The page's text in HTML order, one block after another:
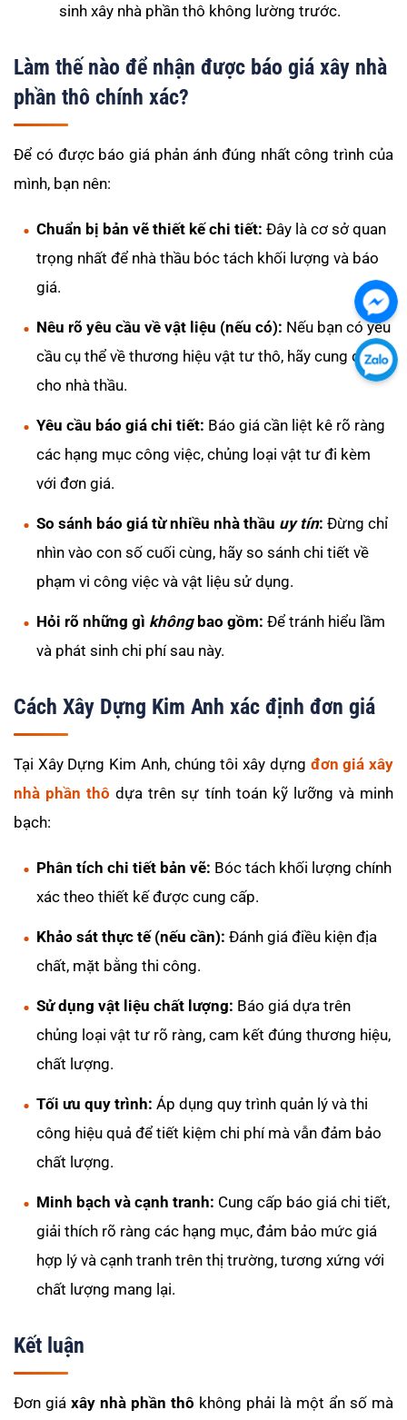
sinh xây nhà phần thô không lường trước.
Làm thế nào để nhận được báo giá xây nhà
phần thô chính xác?
Để có được báo giá phản ánh đúng nhất công trình của
mình, bạn nên:
Chuẩn bị bản vẽ thiết kế chi tiết: Đây là cơ sở quan
trọng nhất để nhà thầu bóc tách khối lượng và báo
giá.
Nêu rõ yêu cầu về vật liệu (nếu có): Nếu bạn có yêu
cầu cụ thể về thương hiệu vật tư thô, hãy cung cấp
cho nhà thầu.
Yêu cầu báo giá chi tiết: Báo giá cần liệt kê rõ ràng
các hạng mục công việc, chủng loại vật tư đi kèm
với đơn giá.
So sánh báo giá từ nhiều nhà thầu uy tín: Đừng chỉ
nhìn vào con số cuối cùng, hãy so sánh chi tiết về
phạm vi công việc và vật liệu sử dụng.
Hỏi rõ những gì khôngbao gồm: Để tránh hiểu lầm
và phát sinh chi phí sau này.
Cách Xây Dựng Kim Anh xác định đơn giá
Tại Xây Dựng Kim Anh, chúng tôi xây dựng đơn giá xây
nhà phần thô dựa trên sự tính toán kỹ lưỡng và minh
bạch:
Phân tích chi tiết bản vẽ: Bóc tách khối lượng chính
xác theo thiết kế được cung cấp.
Khảo sát thực tế (nếu cần): Đánh giá điều kiện địa
chất, mặt bằng thi công.
Sử dụng vật liệu chất lượng: Báo giá dựa trên
chủng loại vật tư rõ ràng, cam kết đúng thương hiệu,
chất lượng.
Tối ưu quy trình: Áp dụng quy trình quản lý và thi
công hiệu quả để tiết kiệm chi phí mà vẫn đảm bảo
chất lượng.
Minh bạch và cạnh tranh: Cung cấp báo giá chi tiết,
giải thích rõ ràng các hạng mục, đảm bảo mức giá
hợp lý và cạnh tranh trên thị trường, tương xứng với
chất lượng mang lại.
Kết luận
Đơn giá xây nhà phần thô không phải là một ẩn số mà
Chát
với
tôi
Chát